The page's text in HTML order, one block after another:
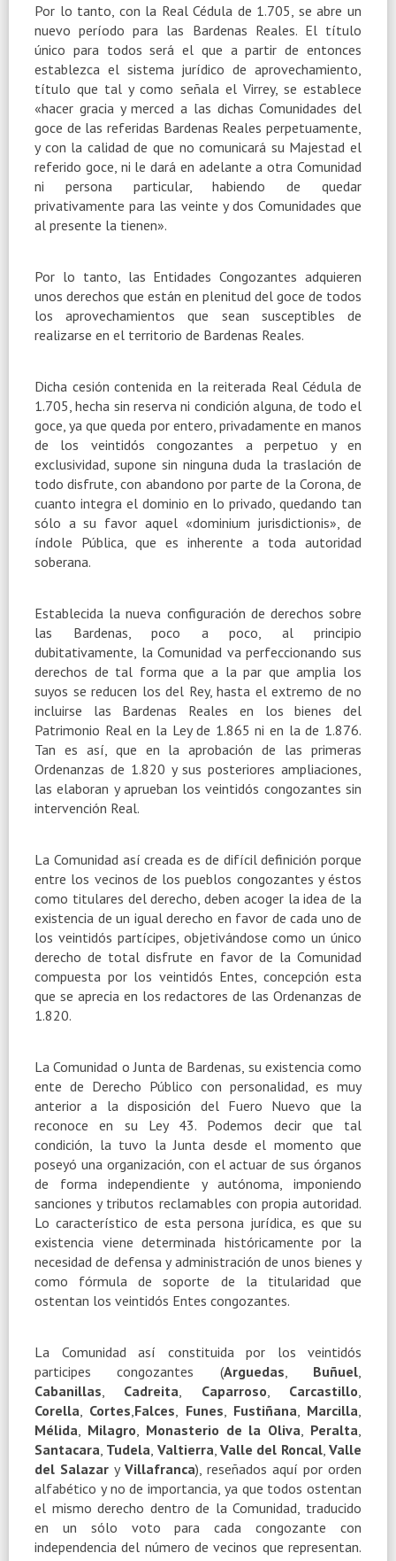
Por lo tanto, con la Real Cédula de 1.705, se abre un
nuevo período para las Bardenas Reales. El título
único para todos será el que a partir de entonces
establezca el sistema jurídico de aprovechamiento,
título que tal y como señala el Virrey, se establece
«hacer gracia y merced a las dichas Comunidades del
goce de las referidas Bardenas Reales perpetuamente,
y con la calidad de que no comunicará su Majestad el
referido goce, ni le dará en adelante a otra Comunidad
ni persona particular, habiendo de quedar
privativamente para las veinte y dos Comunidades que
al presente la tienen».
Por lo tanto, las Entidades Congozantes adquieren
unos derechos que están en plenitud del goce de todos
los aprovechamientos que sean susceptibles de
realizarse en el territorio de Bardenas Reales.
Dicha cesión contenida en la reiterada Real Cédula de
1.705, hecha sin reserva ni condición alguna, de todo el
goce, ya que queda por entero, privadamente en manos
de los veintidós congozantes a perpetuo y en
exclusividad, supone sin ninguna duda la traslación de
todo disfrute, con abandono por parte de la Corona, de
cuanto integra el dominio en lo privado, quedando tan
sólo a su favor aquel «dominium jurisdictionis», de
índole Pública, que es inherente a toda autoridad
soberana.
Establecida la nueva configuración de derechos sobre
las Bardenas, poco a poco, al principio
dubitativamente, la Comunidad va perfeccionando sus
derechos de tal forma que a la par que amplia los
suyos se reducen los del Rey, hasta el extremo de no
incluirse las Bardenas Reales en los bienes del
Patrimonio Real en la Ley de 1.865 ni en la de 1.876.
Tan es así, que en la aprobación de las primeras
Ordenanzas de 1.820 y sus posteriores ampliaciones,
las elaboran y aprueban los veintidós congozantes sin
intervención Real.
La Comunidad así creada es de difícil definición porque
entre los vecinos de los pueblos congozantes y éstos
como titulares del derecho, deben acoger la idea de la
existencia de un igual derecho en favor de cada uno de
los veintidós partícipes, objetivándose como un único
derecho de total disfrute en favor de la Comunidad
compuesta por los veintidós Entes, concepción esta
que se aprecia en los redactores de las Ordenanzas de
1.820.
La Comunidad o Junta de Bardenas, su existencia como
ente de Derecho Público con personalidad, es muy
anterior a la disposición del Fuero Nuevo que la
reconoce en su Ley 43. Podemos decir que tal
condición, la tuvo la Junta desde el momento que
poseyó una organización, con el actuar de sus órganos
de forma independiente y autónoma, imponiendo
sanciones y tributos reclamables con propia autoridad.
Lo característico de esta persona jurídica, es que su
existencia viene determinada históricamente por la
necesidad de defensa y administración de unos bienes y
como fórmula de soporte de la titularidad que
ostentan los veintidós Entes congozantes.
La Comunidad así constituida por los veintidós
participes congozantes (Arguedas Buñuel
Cabanillas
Cadreita Caparroso Carcastillo
Corella
Cortes Falces Funes Fustiñana Marcilla
Mélida
Milagro Monasterio de la Oliva Peralta
Santacara Tudela Valtierra ,Valle del Roncal,Valle
del Salazar y Villafranca), reseñados aquí por orden
alfabético y no de importancia, ya que todos ostentan
el mismo derecho dentro de la Comunidad, traducido
en un sólo voto para cada congozante con
independencia del número de vecinos que representan.